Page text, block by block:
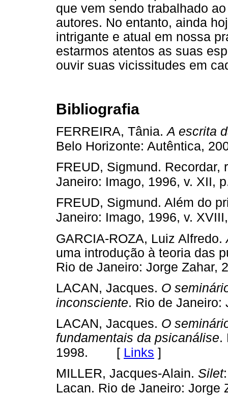
que vem sendo trabalhado
autores. No entanto, ainda
intrigante e atual em nossa
estarmos atentos as suas
ouvir suas vicissitudes em
Bibliografia
FERREIRA, Tânia.A escrita
Belo Horizonte: Autêntica,
FREUD, Sigmund. Recordar,
Janeiro: Imago, 1996, v. XII,
FREUD, Sigmund. Além do
Janeiro: Imago, 1996, v.
GARCIA-ROZA, Luiz Alfredo.
uma introdução à teoria das
Rio de Janeiro: Jorge Zahar,
LACAN, Jacques. O
inconsciente. Rio de Janeiro:
LACAN, Jacques. O
fundamentais da psicanálise.
1998. [ Links ]
MILLER, Jacques-Alain. Silet
Lacan. Rio de Janeiro: Jorge